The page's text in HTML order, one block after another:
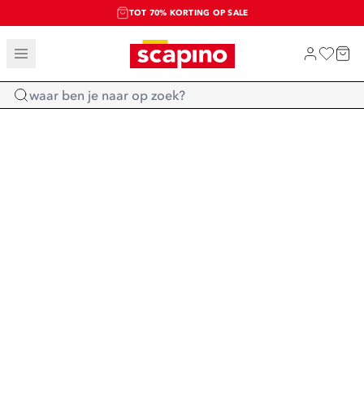
TOT 70% KORTING OP SALE
SALE: LAATSTE KANS!
SHOP NIEUW
Home